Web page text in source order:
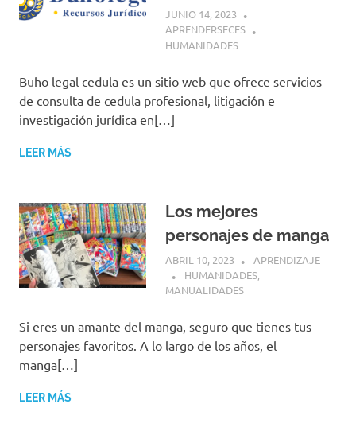
JUNIO 14, 2023
APRENDERSECES
HUMANIDADES
Buho legal cedula es un sitio web que ofrece servicios
de consulta de cedula profesional, litigación e
investigación jurídica en[…]
LEER MÁS
Los mejores
personajes de manga
ABRIL 10, 2023
APRENDIZAJE
HUMANIDADES,
MANUALIDADES
Si eres un amante del manga, seguro que tienes tus
personajes favoritos. A lo largo de los años, el
manga[…]
LEER MÁS